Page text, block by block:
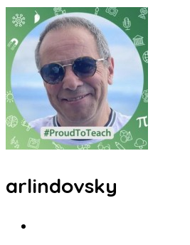
arlindovsky